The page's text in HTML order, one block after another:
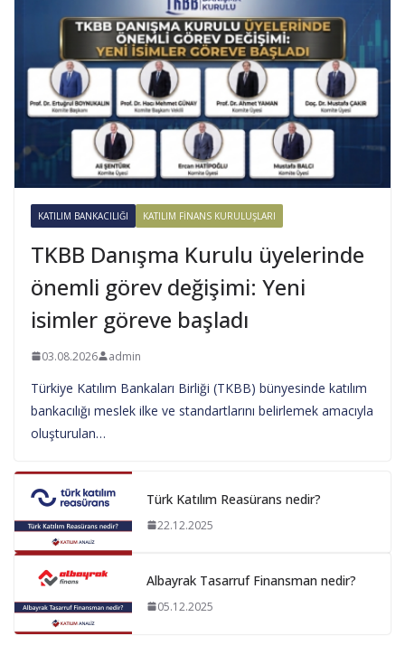
KATILIM BANKACILIĞI KATILIM FINANS KURULUŞLARI
TKBB Danışma Kurulu üyelerinde
önemli görev değişimi: Yeni
isimler göreve başladı
03.08.2026 admin
Türkiye Katılım Bankaları Birliği (TKBB) bünyesinde katılım
bankacılığı meslek ilke ve standartlarını belirlemek amacıyla
oluşturulan…
Türk Katılım Reasürans nedir?
22.12.2025
Albayrak Tasarruf Finansman nedir?
05.12.2025